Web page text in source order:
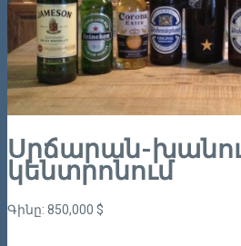
Սրճարան-
կենտրոնում
Գինը: 850,000 $